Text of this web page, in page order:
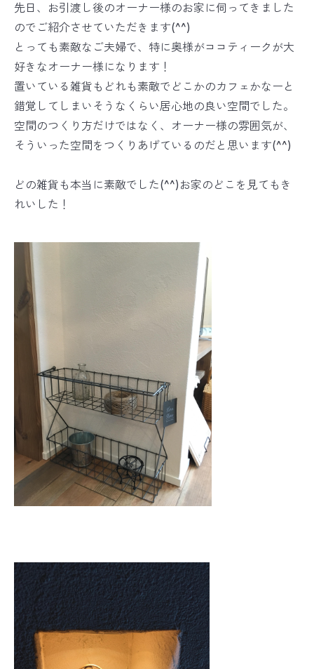
先日、お引渡し後のオーナー様のお家に伺ってきました
のでご紹介させていただきます(^^)
とっても素敵なご夫婦で、特に奥様がココティークが大
好きなオーナー様になります！
置いている雑貨もどれも素敵でどこかのカフェかなーと
錯覚してしまいそうなくらい居心地の良い空間でした。
空間のつくり方だけではなく、オーナー様の雰囲気が、
そういった空間をつくりあげているのだと思います(^^)
どの雑貨も本当に素敵でした(^^)お家のどこを見てもき
れいした！